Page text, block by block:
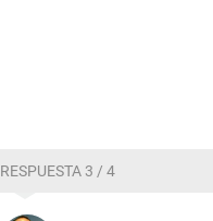
RESPUESTA 3 / 4